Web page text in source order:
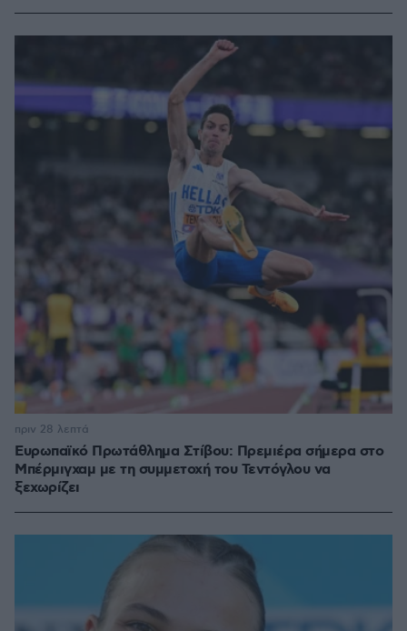
Ευρωπαϊκό Πρωτάθλημα Στίβου: Πρεμιέρα σήμερα στο
Μπέρμιγχαμ με τη συμμετοχή του Τεντόγλου να
ξεχωρίζει
πριν 28 λεπτά